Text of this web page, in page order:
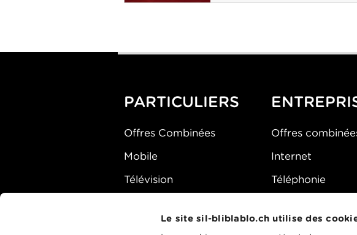
Le site sil-bliblablo.ch utilise des
PARTICULIERS
Offres Combinées
Mobile
Télévision
Offres
Internet
Téléphonie